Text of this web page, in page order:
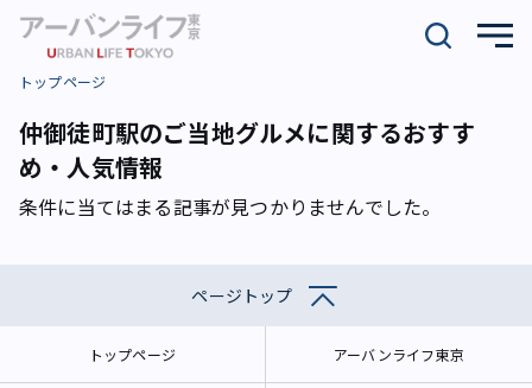
トップページ
仲御徒町駅のご当地グルメに関するおすす
め・人気情報
条件に当てはまる記事が見つかりませんでした。
ページトップ
トップページ アーバンライフ東京